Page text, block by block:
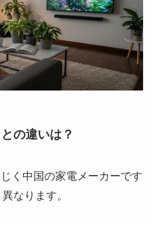
の違いは？
く中国の家電メーカーです
なります。